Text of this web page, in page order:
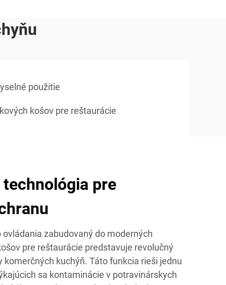
použitie
košov pre reštaurácie
pre
zabudovaný do moderných
pre reštaurácie predstavuje revolučný
komerčných kuchýň. Táto funkcia rieši jednu
sa kontaminácie v potravinárskych